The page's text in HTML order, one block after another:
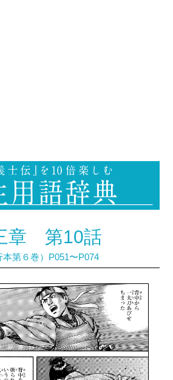
章 第10話
本第６巻）P051〜P074